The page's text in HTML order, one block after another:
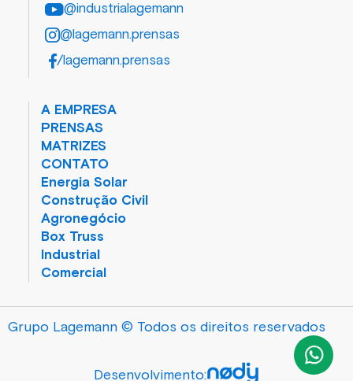
@industrialagemann
@lagemann.prensas
/lagemann.prensas
A EMPRESA
PRENSAS
MATRIZES
CONTATO
Energia Solar
Construção Civil
Agronegócio
Box Truss
Industrial
Comercial
Grupo Lagemann © Todos os direitos reservados
Desenvolvimento: